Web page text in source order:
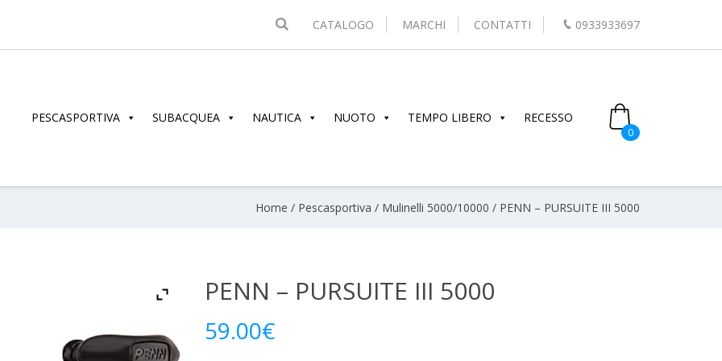
CATALOGO MARCHI CONTATTI 0933933697
PESCASPORTIVA SUBACQUEA NAUTICA NUOTO TEMPO LIBERO RECESSO
0
Home / Pescasportiva / Mulinelli 5000/10000 / PENN – PURSUITE III 5000
PENN – PURSUITE III 5000
59.00€